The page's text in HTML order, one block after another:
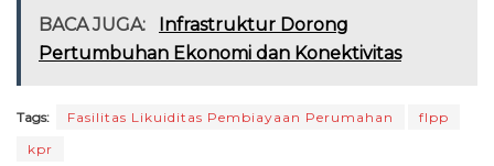
c
e
o
it
te
a
ts
p
e
g
m
re
a
s
ai
l
n
t
l
BACA JUGA:
Infrastruktur Dorong
Pertumbuhan Ekonomi dan Konektivitas
Tags: Fasilitas Likuiditas Pembiayaan Perumahan
flpp
kpr